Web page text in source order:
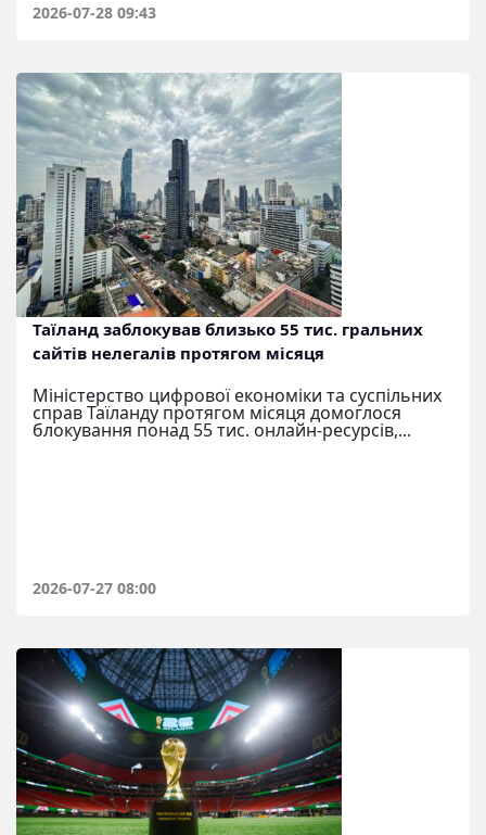
2026-07-28 09:43
Таїланд заблокував близько 55 тис. гральних
сайтів нелегалів протягом місяця
Міністерство цифрової економіки та суспільних
справ Таїланду протягом місяця домоглося
блокування понад 55 тис. онлайн-ресурсів,...
2026-07-27 08:00